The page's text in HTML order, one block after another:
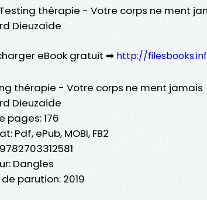
thérapie - Votre corps ne ment
Dieuzaide
eBook gratuit ➡ http://
thérapie - Votre corps ne ment jamais
Dieuzaide
pages: 176
Pdf, ePub, MOBI, FB2
9782703312581
Dangles
parution: 2019